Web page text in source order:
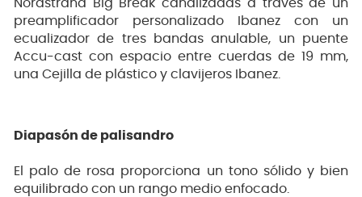
Nordstrand Big Break canalizadas a través de un
preamplificador personalizado Ibanez con un
ecualizador de tres bandas anulable, un puente
Accu-cast con espacio entre cuerdas de 19 mm,
una Cejilla de plástico y clavijeros Ibanez.
Diapasón de palisandro
El palo de rosa proporciona un tono sólido y bien
equilibrado con un rango medio enfocado.